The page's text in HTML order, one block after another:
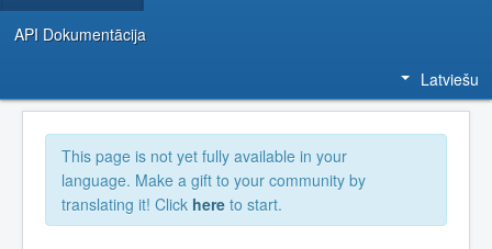
API Dokumentācija
Latviešu
This page is not yet fully available in your
language. Make a gift to your community by
translating it! Click here to start.